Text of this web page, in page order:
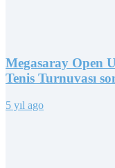
Megasaray Open
Tenis Turnuvası
5 yıl ago